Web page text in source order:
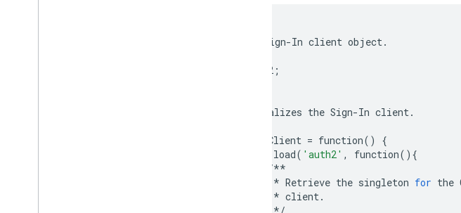
Sign-In client object.
auth2 ;
Initializes the Sign-In client.
initClient = function()
{
load( 'auth2' , function(){
/**
* Retrieve the singleton for the
* client.